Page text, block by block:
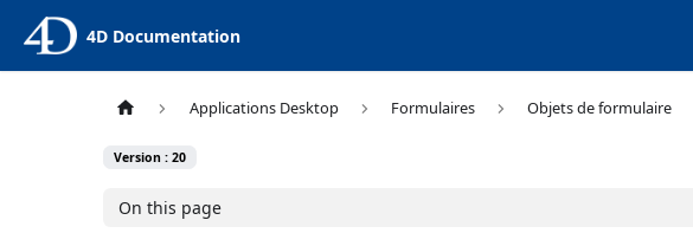
4D Documentation
Applications Desktop Formulaires Objets de formulaire
Version : 20
On this page